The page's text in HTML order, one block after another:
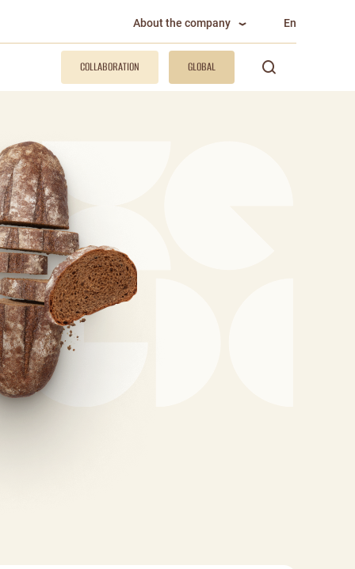
About the company En
COLLABORATION GLOBAL